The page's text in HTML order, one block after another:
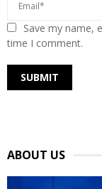
Save my name,
time I comment.
ABOUT US